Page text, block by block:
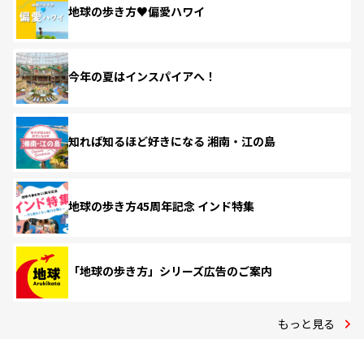
地球の歩き方♥偏愛ハワイ
今年の夏はインスパイアへ！
知れば知るほど好きになる 湘南・江の島
地球の歩き方45周年記念 インド特集
「地球の歩き方」シリーズ広告のご案内
もっと見る